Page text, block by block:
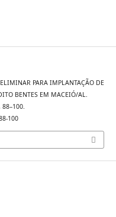
PARA IMPLANTAÇÃO DE
BENTES EM MACEIÓ/AL.
88–100.
100